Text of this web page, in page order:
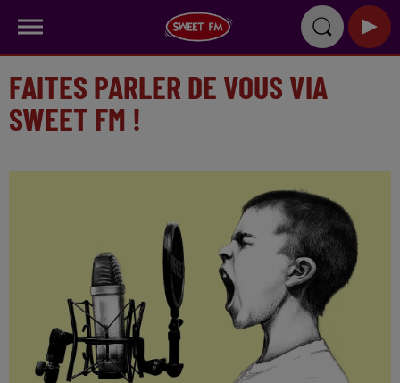
FAITES PARLER DE VOUS VIA
SWEET FM !